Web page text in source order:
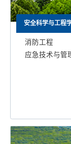
安全科学与工程
消防工程
应急技术与管